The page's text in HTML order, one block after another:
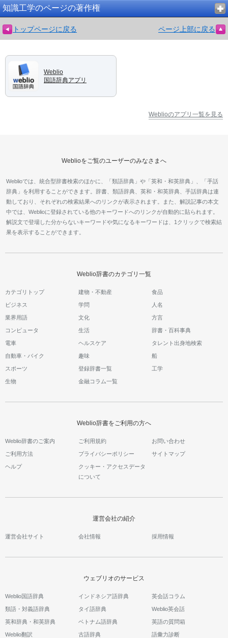
知識工学のページの著作権
トップページに戻る ページ上部に戻る
Weblio
国語辞典アプリ
Weblioのアプリ一覧を見る
Weblioをご覧のユーザーのみなさまへ
Weblioでは、統合型辞書検索のほかに、「類語辞典」や「英和・和英辞典」、「手話
辞典」を利用することができます。辞書、類語辞典、英和・和英辞典、手話辞典は連
動しており、それぞれの検索結果へのリンクが表示されます。また、解説記事の本文
中では、Weblioに登録されている他のキーワードへのリンクが自動的に貼られます。
解説文で登場した分からないキーワードや気になるキーワードは、1クリックで検索結
果を表示することができます。
Weblio辞書のカテゴリ一覧
カテゴリトップ 建物・不動産 食品
ビジネス 学問 人名
業界用語 文化 方言
コンピュータ 生活 辞書・百科事典
電車 ヘルスケア タレント出身地検索
自動車・バイク 趣味 船
スポーツ 登録辞書一覧 工学
生物 金融コラム一覧
Weblio辞書をご利用の方へ
Weblio辞書のご案内 ご利用規約 お問い合わせ
ご利用方法 プライバシーポリシー サイトマップ
ヘルプ
クッキー・アクセスデータ
について
運営会社の紹介
運営会社サイト 会社情報 採用情報
ウェブリオのサービス
Weblio国語辞典
類語・対義語辞典
英和辞典・和英辞典
Weblio翻訳
インドネシア語辞典
タイ語辞典
ベトナム語辞典
古語辞典
英会話コラム
Weblio英会話
英語の質問箱
語彙力診断